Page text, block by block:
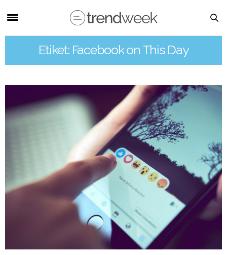
Etiket: Facebook on This Day